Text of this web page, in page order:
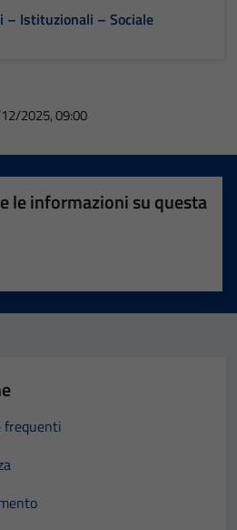
– Istituzionali – Sociale
2025, 09:00
le informazioni su questa
stelle su 5
su 5
5
frequenti